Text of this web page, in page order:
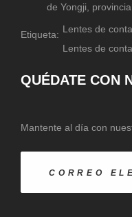
de Yongji,
Etiqueta: Lentes de
Lentes de
QUÉDATE CON
Mantente al día con